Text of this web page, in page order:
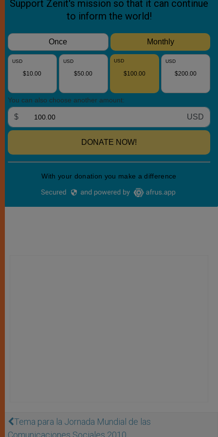
Tema para la Jornada Mundial de las
Comunicaciones Sociales 2010